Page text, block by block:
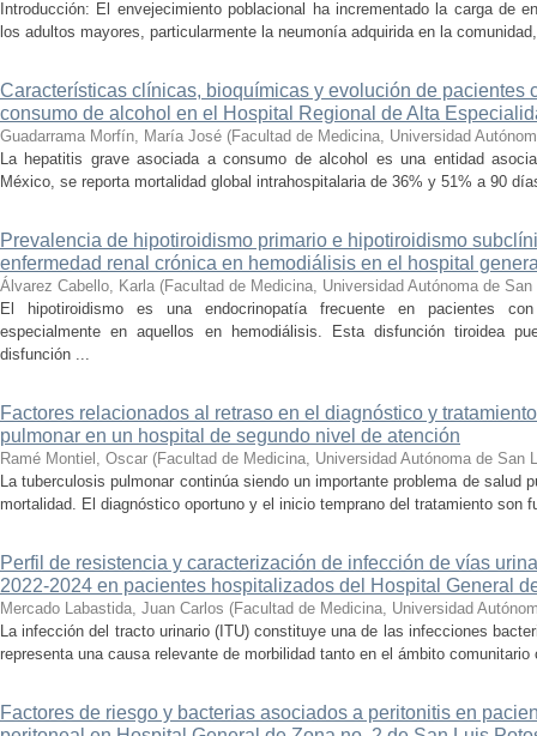
Introducción: El envejecimiento poblacional ha incrementado la carga de
los adultos mayores, particularmente la neumonía adquirida en la
Características clínicas, bioquímicas y evolución de pacientes
consumo de alcohol en el Hospital Regional de Alta
Guadarrama Morfín, María José (Facultad de Medicina, Universidad
La hepatitis grave asociada a consumo de alcohol es una entidad
México, se reporta mortalidad global intrahospitalaria de 36% y 51% a 90
Prevalencia de hipotiroidismo primario e hipotiroidismo
enfermedad renal crónica en hemodiálisis en el hospital
Álvarez Cabello, Karla (Facultad de Medicina, Universidad Autónoma de
El hipotiroidismo es una endocrinopatía frecuente en pacientes
especialmente en aquellos en hemodiálisis. Esta disfunción tiroidea
disfunción ...
Factores relacionados al retraso en el diagnóstico y
pulmonar en un hospital de segundo nivel de atención
Ramé Montiel, Oscar (Facultad de Medicina, Universidad Autónoma de San
La tuberculosis pulmonar continúa siendo un importante problema de salud
mortalidad. El diagnóstico oportuno y el inicio temprano del tratamiento son
Perfil de resistencia y caracterización de infección de vías
2022-2024 en pacientes hospitalizados del Hospital General
Mercado Labastida, Juan Carlos (Facultad de Medicina, Universidad
La infección del tracto urinario (ITU) constituye una de las infecciones
representa una causa relevante de morbilidad tanto en el ámbito
Factores de riesgo y bacterias asociados a peritonitis en